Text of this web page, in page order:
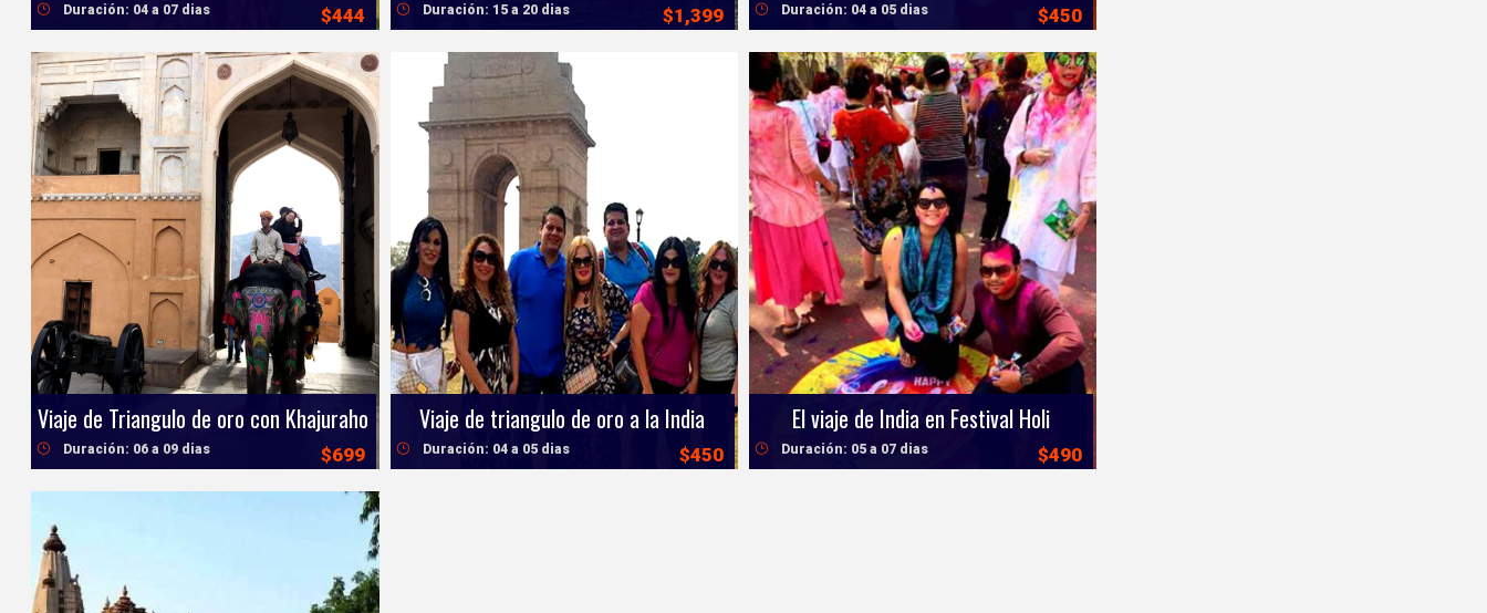
$444
Duración: 04 a 07 dias $1,399
Duración: 15 a 20 dias $450
Duración: 04 a 05 dias
Viaje de Triangulo de oro con Khajuraho
$699
Duración: 06 a 09 dias
Viaje de triangulo de oro a la India
$450
Duración: 04 a 05 dias
El viaje de India en Festival Holi
$490
Duración: 05 a 07 dias